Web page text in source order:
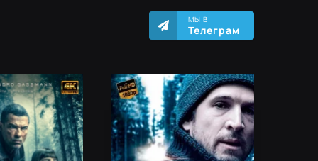
МЫ В
Телеграм